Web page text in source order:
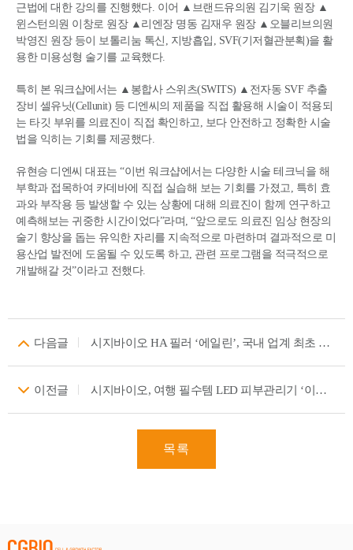
근법에 대한 강의를 진행했다. 이어 ▲브랜드유의원 김기욱 원장 ▲
윈스턴의원 이창로 원장 ▲리엔장 명동 김재우 원장 ▲오블리브의원
박영진 원장 등이 보톨리눔 톡신, 지방흡입, SVF(기저혈관분획)을 활
용한 미용성형 술기를 교육했다.
특히 본 워크샵에서는 ▲봉합사 스위츠(SWITS) ▲전자동 SVF 추출
장비 셀유닛(Cellunit) 등 디엔씨의 제품을 직접 활용해 시술이 적용되
는 타깃 부위를 의료진이 직접 확인하고, 보다 안전하고 정확한 시술
법을 익히는 기회를 제공했다.
유현승 디엔씨 대표는 “이번 워크샵에서는 다양한 시술 테크닉을 해
부학과 접목하여 카데바에 직접 실습해 보는 기회를 가졌고, 특히 효
과와 부작용 등 발생할 수 있는 상황에 대해 의료진이 함께 연구하고
예측해보는 귀중한 시간이었다”라며, “앞으로도 의료진 임상 현장의
술기 향상을 돕는 유익한 자리를 지속적으로 마련하며 결과적으로 미
용산업 발전에 도움될 수 있도록 하고, 관련 프로그램을 적극적으로
개발해갈 것”이라고 전했다.
다음글 시지바이오 HA 필러 ‘에일린’, 국내 업계 최초 호주 허가… 오세아니아 시장 선점 나서
이전글 시지바이오, 여행 필수템 LED 피부관리기 ‘이지엘 마스크’ 단독 특가 라이브 방송 진행
목록